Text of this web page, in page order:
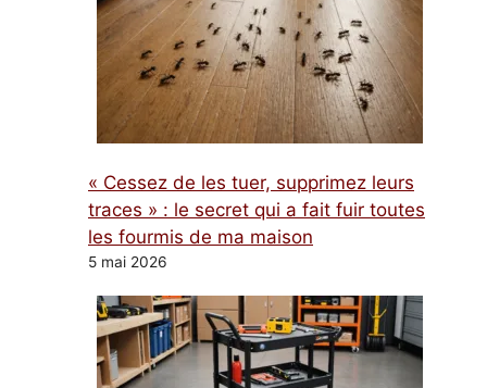
« Cessez de les tuer, supprimez leurs
traces » : le secret qui a fait fuir toutes
les fourmis de ma maison
5 mai 2026